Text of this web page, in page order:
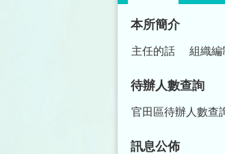
本所簡介
主任的話 組織編
待辦人數查詢
官田區待辦人數查
訊息公佈